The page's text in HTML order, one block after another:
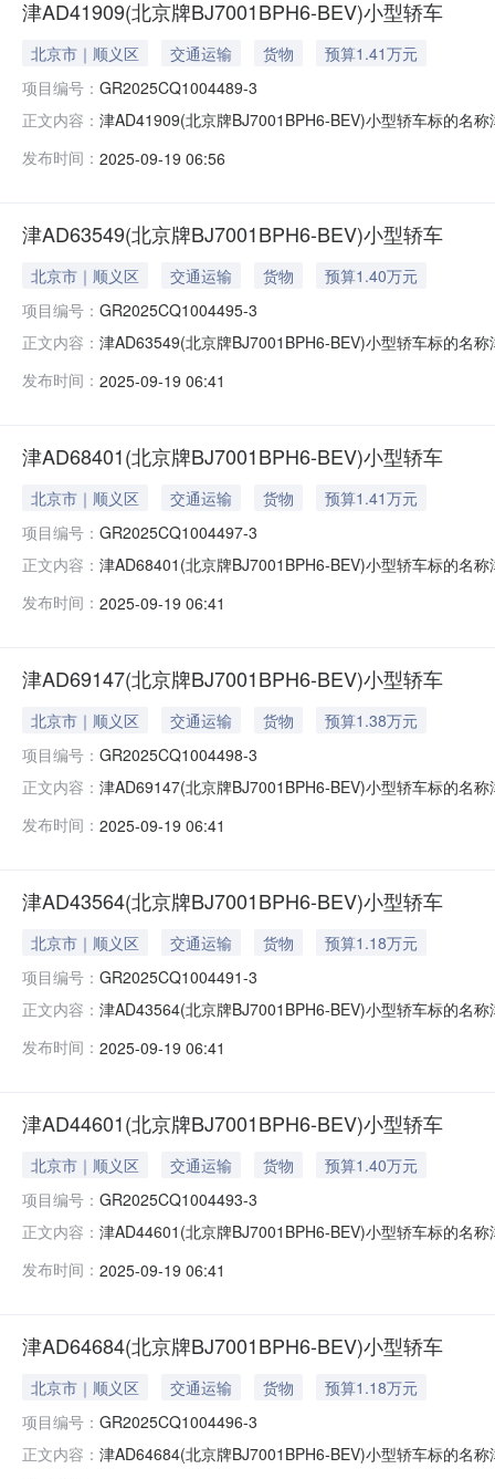
津AD41909(北京牌BJ7001BPH6-BEV)小型轿车
北京市｜顺义区 交通运输 货物
预算1.41万元
项目编号： GR2025CQ1004489-3
正文内容： 津AD41909(北京牌BJ7001BPH6-BEV)小型轿车标的名
庆联合产权交易所公开披露资产转让信息和组织交易活动
发布时间： 2025-09-19 06:56
津AD63549(北京牌BJ7001BPH6-BEV)小型轿车
北京市｜顺义区 交通运输 货物
预算1.40万元
项目编号： GR2025CQ1004495-3
正文内容： 津AD63549(北京牌BJ7001BPH6-BEV)小型轿车标的名
庆联合产权交易所公开披露资产转让信息和组织交易活动
发布时间： 2025-09-19 06:41
津AD68401(北京牌BJ7001BPH6-BEV)小型轿车
北京市｜顺义区 交通运输 货物
预算1.41万元
项目编号： GR2025CQ1004497-3
正文内容： 津AD68401(北京牌BJ7001BPH6-BEV)小型轿车标的名
庆联合产权交易所公开披露资产转让信息和组织交易活动
发布时间： 2025-09-19 06:41
津AD69147(北京牌BJ7001BPH6-BEV)小型轿车
北京市｜顺义区 交通运输 货物
预算1.38万元
项目编号： GR2025CQ1004498-3
正文内容： 津AD69147(北京牌BJ7001BPH6-BEV)小型轿车标的名
庆联合产权交易所公开披露资产转让信息和组织交易活动
发布时间： 2025-09-19 06:41
津AD43564(北京牌BJ7001BPH6-BEV)小型轿车
北京市｜顺义区 交通运输 货物
预算1.18万元
项目编号： GR2025CQ1004491-3
正文内容： 津AD43564(北京牌BJ7001BPH6-BEV)小型轿车标的名
庆联合产权交易所公开披露资产转让信息和组织交易活动
发布时间： 2025-09-19 06:41
津AD44601(北京牌BJ7001BPH6-BEV)小型轿车
北京市｜顺义区 交通运输 货物
预算1.40万元
项目编号： GR2025CQ1004493-3
正文内容： 津AD44601(北京牌BJ7001BPH6-BEV)小型轿车标的名
庆联合产权交易所公开披露资产转让信息和组织交易活动
发布时间： 2025-09-19 06:41
津AD64684(北京牌BJ7001BPH6-BEV)小型轿车
北京市｜顺义区 交通运输 货物
预算1.18万元
项目编号： GR2025CQ1004496-3
正文内容： 津AD64684(北京牌BJ7001BPH6-BEV)小型轿车标的名